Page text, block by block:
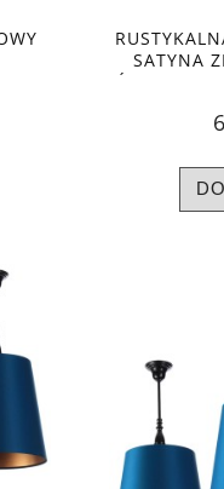
SATYNA
ŚRODKA,